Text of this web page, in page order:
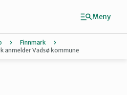
Finnmark
anmelder Vadsø kommune